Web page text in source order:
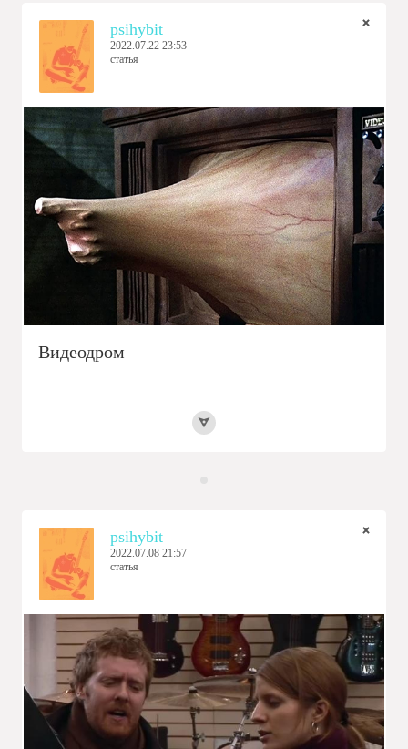
psihybit
2022.07.22 23:53
статья
Видеодром
psihybit
2022.07.08 21:57
статья